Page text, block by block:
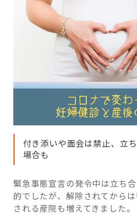
付き添いや面会は禁止、立
場合も
緊急事態宣言の発令中は立ち
的でしたが、解除されてから
される産院も増えてきました。